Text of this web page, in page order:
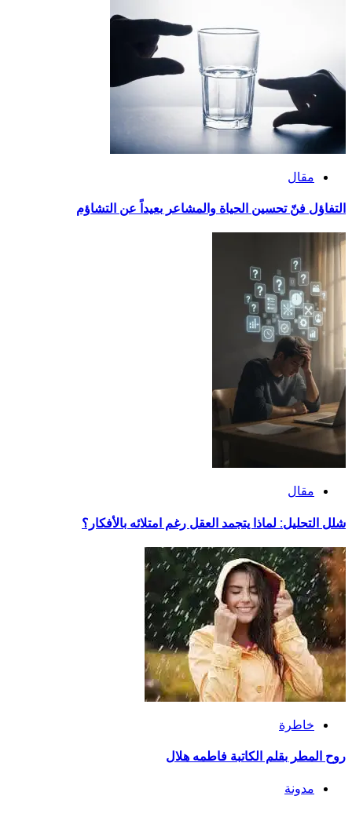
مقال
التفاؤل فنّ تحسين الحياة والمشاعر بعيداً عن التشاؤم
مقال
شلل التحليل: لماذا يتجمد العقل رغم امتلائه بالأفكار؟
خاطرة
روح المطر بقلم الكاتبة فاطمه هلال
مدونة